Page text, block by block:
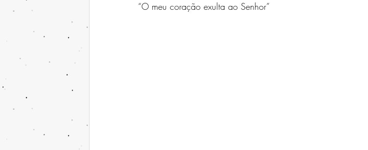
“O meu coração exulta ao Senhor”